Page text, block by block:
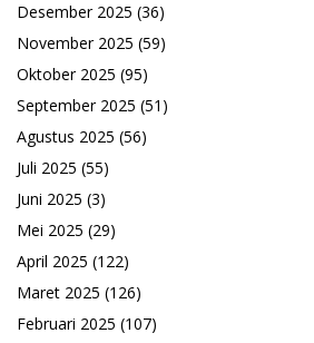
Desember 2025 (36)
November 2025 (59)
Oktober 2025 (95)
September 2025 (51)
Agustus 2025 (56)
Juli 2025 (55)
Juni 2025 (3)
Mei 2025 (29)
April 2025 (122)
Maret 2025 (126)
Februari 2025 (107)